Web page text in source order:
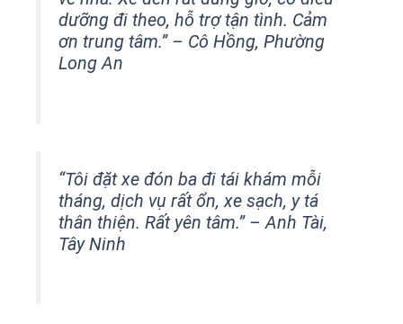
dưỡng đi theo, hỗ trợ tận tình. Cảm
ơn trung tâm.” – Cô Hồng, Phường
Long An
“Tôi đặt xe đón ba đi tái khám mỗi
tháng, dịch vụ rất ổn, xe sạch, y tá
thân thiện. Rất yên tâm.” – Anh Tài,
Tây Ninh